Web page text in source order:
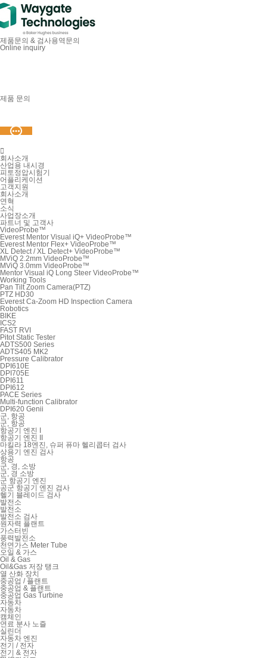
제품문의 & 검사용역문의
Online inquiry
제품 문의

회사소개
산업용 내시경
피토정압시험기
어플리케이션
고객지원
회사소개
연혁
소식
사업장소개
파트너 및 고객사
VideoProbe™
Everest Mentor Visual iQ+ VideoProbe™
Everest Mentor Flex+ VideoProbe™
XL Detect / XL Detect+ VideoProbe™
MViQ 2.2mm VideoProbe™
MViQ 3.0mm VideoProbe™
Mentor Visual iQ Long Steer VideoProbe™
Working Tools
Pan Tilt Zoom Camera(PTZ)
PTZ HD30
Everest Ca-Zoom HD Inspection Camera
Robotics
BIKE
ICS2
FAST RVI
Pitot Static Tester
ADTS500 Series
ADTS405 MK2
Pressure Calibrator
DPI610E
DPI705E
DPI611
DPI612
PACE Series
Multi-function Calibrator
DPI620 Genii
군, 항공
군, 항공
항공기 엔진 I
항공기 엔진 II
마킬라 18엔진, 슈퍼 퓨마 헬리콥터 검사
상용기 엔진 검사
항공
군, 경, 소방
군, 경 소방
군 항공기 엔진
공군 항공기 엔진 검사
헬기 블레이드 검사
발전소
발전소
발전소 검사
원자력 플랜트
가스터빈
풍력발전소
천연가스 Meter Tube
오일 & 가스
Oil & Gas
Oil&Gas 저장 탱크
열 산화 장치
중공업 / 플랜트
중공업 & 플랜트
중공업 Gas Turbine
자동차
자동차
캠체인
연료 분사 노즐
실린더
자동차 엔진
전기 / 전자
전기 & 전자